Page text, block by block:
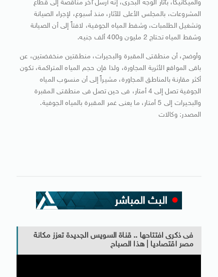
والميكانيكا، بآثار الوجه البحرى، إنه أرسل آخر مناقصة إلى قطاع
المشروعات، بالمجلس الأعلى للآثار، منذ أسبوع، لإجراء الصيانة
وتشغيل الطلمبات، وشفط المياه الجوفية، لافتاً إلى أن الصيانة
وشفط المياه تحتاج 2 مليون و400 ألف جنيه.
وأوضح، أن منطقتى المقبرة والبحيرات، منطقتين منخفضتين، عن
باقى المواقع الأثرية المجاورة، ولذا فإن حجم المياه المتراكمة، تكون
أكثر مقارنة بالمناطق المجاورة، مشيراً إلى أن منسوب المياه
الجوفية تصل إلى 4 أمتار، فى حين تصل فى منطقتى المقبرة
والبحيرات إلى 5 أمتار، ما يعنى غمر المقبرة بالمياه الجوفية.
المصدر: وكالات
فى ذكرى افتتاحها .. قناة السويس الجديدة تعزز مكانة
مصر اقتصاديا | هذا الصباح